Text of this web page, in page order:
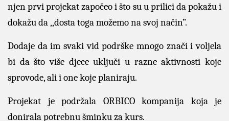
njen prvi projekat započeo i što su u prilici da pokažu i
dokažu da ,,dosta toga možemo na svoj način”.
Dodaje da im svaki vid podrške mnogo znači i voljela
bi da što više djece uključi u razne aktivnosti koje
sprovode, ali i one koje planiraju.
Projekat je podržala ORBICO kompanija koja je
donirala potrebnu šminku za kurs.